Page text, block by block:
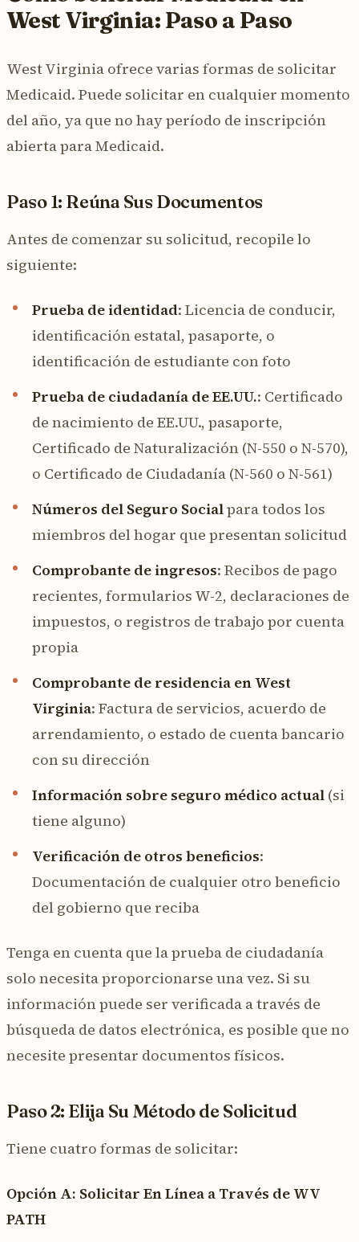
West Virginia: Paso a Paso
West Virginia ofrece varias formas de solicitar
Medicaid. Puede solicitar en cualquier momento
del año, ya que no hay período de inscripción
abierta para Medicaid.
Paso 1: Reúna Sus Documentos
Antes de comenzar su solicitud, recopile lo
siguiente:
Prueba de identidad: Licencia de conducir,
identificación estatal, pasaporte, o
identificación de estudiante con foto
Prueba de ciudadanía de EE.UU.: Certificado
de nacimiento de EE.UU., pasaporte,
Certificado de Naturalización (N-550 o N-570),
o Certificado de Ciudadanía (N-560 o N-561)
Números del Seguro Socialpara todos los
miembros del hogar que presentan solicitud
Comprobante de ingresos: Recibos de pago
recientes, formularios W-2, declaraciones de
impuestos, o registros de trabajo por cuenta
propia
Comprobante de residencia en West
Virginia: Factura de servicios, acuerdo de
arrendamiento, o estado de cuenta bancario
con su dirección
Información sobre seguro médico actual (si
tiene alguno)
Verificación de otros beneficios:
Documentación de cualquier otro beneficio
del gobierno que reciba
Tenga en cuenta que la prueba de ciudadanía
solo necesita proporcionarse una vez. Si su
información puede ser verificada a través de
búsqueda de datos electrónica, es posible que no
necesite presentar documentos físicos.
Paso 2: Elija Su Método de Solicitud
Tiene cuatro formas de solicitar:
Opción A: Solicitar En Línea a Través de WV
PATH